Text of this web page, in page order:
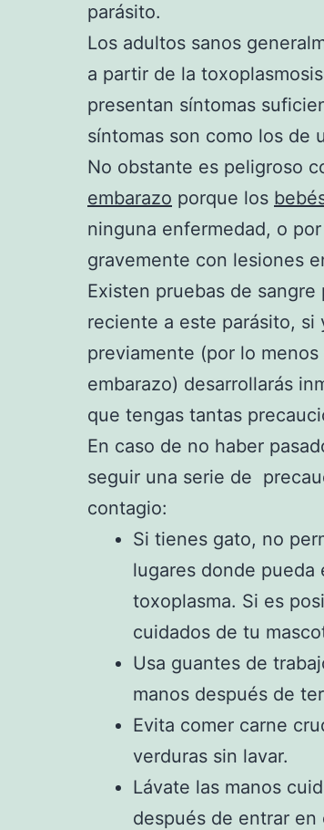
parásito.
Los adultos sanos
a partir de la
presentan síntomas
síntomas son como los de
No obstante es peligroso
embarazo porque los
ninguna enfermedad, o
gravemente con lesiones
Existen pruebas de
reciente a este parásito, si
previamente (por lo
embarazo) desarrollarás
que tengas tantas
En caso de no haber
seguir una serie de
contagio:
Si tienes gato, no
lugares donde
toxoplasma. Si es
cuidados de tu
Usa guantes de
manos después de
Evita comer carne
verduras sin lavar.
Lávate las manos
después de entrar